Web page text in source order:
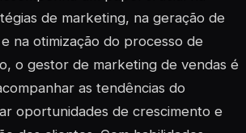
de marketing, na geração de
na otimização do processo de
o gestor de marketing de vendas é
as tendências do
oportunidades de crescimento e